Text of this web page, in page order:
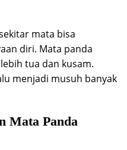
mata bisa
diri. Mata panda
tua dan kusam.
menjadi musuh banyak
Mata Panda